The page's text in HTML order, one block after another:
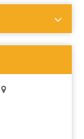
